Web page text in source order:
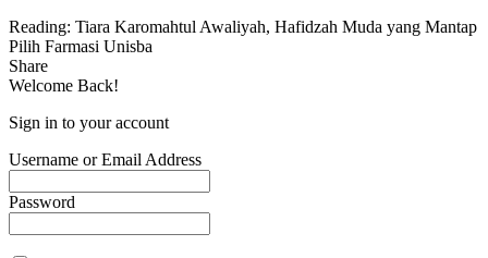
Reading: Tiara Karomahtul Awaliyah, Hafidzah Muda yang Mantap
Pilih Farmasi Unisba
Share
Welcome Back!
Sign in to your account
Username or Email Address
Password